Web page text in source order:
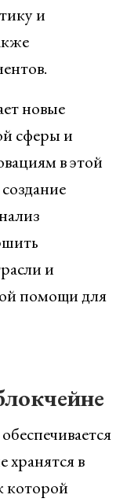
и
новые
сферы и
в этой
и
помощи для
хранятся в
которой